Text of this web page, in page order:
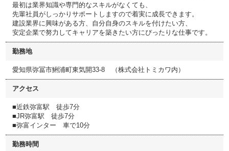
最初は業界知識や専門的なスキルがなくても、
先輩社員がしっかりサポートしますので着実に成長できます。
建設業界に興味がある方、自分自身のスキルを付けたい方、
安定企業で努力してキャリアを築きたい方にぴったりな仕事です。
勤務地
愛知県弥冨市鯏浦町東気開33-8 （株式会社トミカワ内）
アクセス
■近鉄弥富駅 徒歩7分
■JR弥富駅 徒歩7分
■弥富インター 車で10分
勤務時間